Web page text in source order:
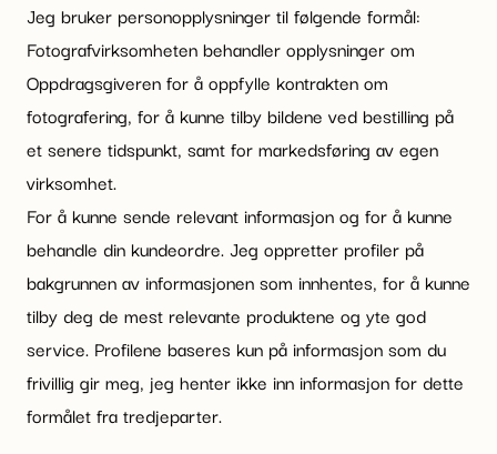
Jeg bruker personopplysninger til følgende formål:
Fotografvirksomheten behandler opplysninger om
Oppdragsgiveren for å oppfylle kontrakten om
fotografering, for å kunne tilby bildene ved bestilling på
et senere tidspunkt, samt for markedsføring av egen
virksomhet.
For å kunne sende relevant informasjon og for å kunne
behandle din kundeordre. Jeg oppretter profiler på
bakgrunnen av informasjonen som innhentes, for å kunne
tilby deg de mest relevante produktene og yte god
service. Profilene baseres kun på informasjon som du
frivillig gir meg, jeg henter ikke inn informasjon for dette
formålet fra tredjeparter.